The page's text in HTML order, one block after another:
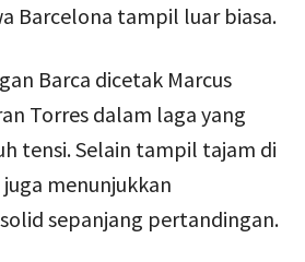
Barcelona tampil luar biasa.
Barca dicetak Marcus
Torres dalam laga yang
tensi. Selain tampil tajam di
menunjukkan
sepanjang pertandingan.